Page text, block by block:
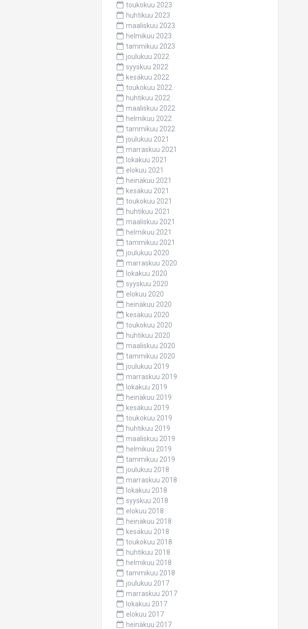
toukokuu 2023
huhtikuu 2023
maaliskuu 2023
helmikuu 2023
tammikuu 2023
joulukuu 2022
syyskuu 2022
kesäkuu 2022
toukokuu 2022
huhtikuu 2022
maaliskuu 2022
helmikuu 2022
tammikuu 2022
joulukuu 2021
marraskuu 2021
lokakuu 2021
elokuu 2021
heinäkuu 2021
kesäkuu 2021
toukokuu 2021
huhtikuu 2021
maaliskuu 2021
helmikuu 2021
tammikuu 2021
joulukuu 2020
marraskuu 2020
lokakuu 2020
syyskuu 2020
elokuu 2020
heinäkuu 2020
kesäkuu 2020
toukokuu 2020
huhtikuu 2020
maaliskuu 2020
tammikuu 2020
joulukuu 2019
marraskuu 2019
lokakuu 2019
heinäkuu 2019
kesäkuu 2019
toukokuu 2019
huhtikuu 2019
maaliskuu 2019
helmikuu 2019
tammikuu 2019
joulukuu 2018
marraskuu 2018
lokakuu 2018
syyskuu 2018
elokuu 2018
heinäkuu 2018
kesäkuu 2018
toukokuu 2018
huhtikuu 2018
helmikuu 2018
tammikuu 2018
joulukuu 2017
marraskuu 2017
lokakuu 2017
elokuu 2017
heinäkuu 2017